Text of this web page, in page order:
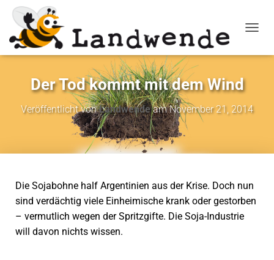
Der Tod kommt mit dem Wind
Veröffentlicht vonLandwendeamNovember 21, 2014
Die Sojabohne half Argentinien aus der Krise. Doch nun
sind verdächtig viele Einheimische krank oder gestorben
– vermutlich wegen der Spritzgifte. Die Soja-Industrie
will davon nichts wissen.